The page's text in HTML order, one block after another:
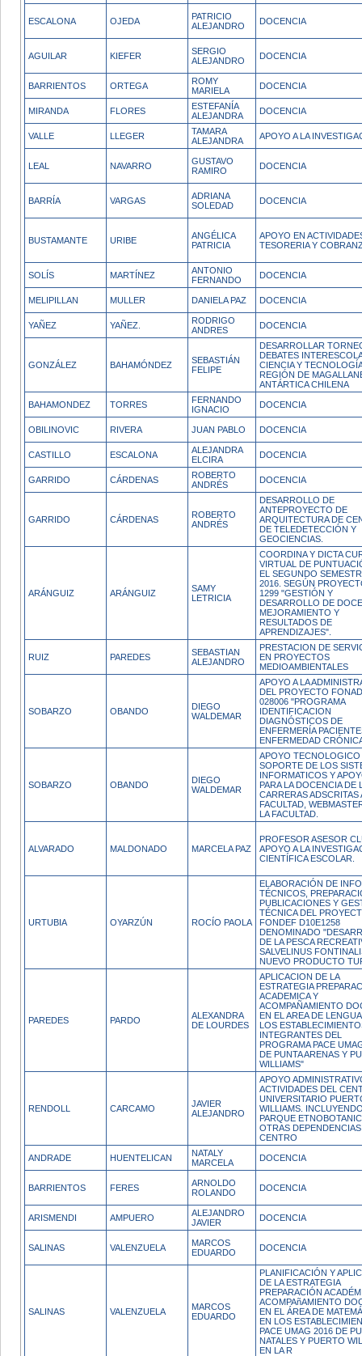
ESCALONA OJEDA
PATRICIO
ALEJANDRO
DOCENCIA
AGUILAR KIEFER
SERGIO
ALEJANDRO
DOCENCIA
BARRIENTOS ORTEGA
ROMY
MARIELA
DOCENCIA
MIRANDA FLORES
ESTEFANÍA
ALEJANDRA
DOCENCIA
VALLE LLEGER
TAMARA
ALEJANDRA
APOYO A LA
LEAL NAVARRO
GUSTAVO
RAMIRO
DOCENCIA
BARRÍA VARGAS
ADRIANA
SOLEDAD
DOCENCIA
BUSTAMANTE URIBE
ANGÉLICA
PATRICIA
APOYO EN
TESORERIA Y
SOLÍS MARTÍNEZ
ANTONIO
FERNANDO
DOCENCIA
MELIPILLAN MULLER DANIELA PAZ DOCENCIA
YAÑEZ YAÑEZ.
RODRIGO
ANDRES
DOCENCIA
GONZÁLEZ BAHAMÓNDEZ
SEBASTIÁN
FELIPE
DESARROLLAR
DEBATES
CIENCIA Y
REGIÓN DE
ANTÁRTICA CHILENA
BAHAMONDEZ TORRES
FERNANDO
IGNACIO
DOCENCIA
OBILINOVIC RIVERA JUAN PABLO DOCENCIA
CASTILLO ESCALONA
ALEJANDRA
ELCIRA
DOCENCIA
GARRIDO CÁRDENAS
ROBERTO
ANDRÉS
DOCENCIA
GARRIDO CÁRDENAS
ROBERTO
ANDRÉS
DESARROLLO DE
ANTEPROYECTO DE
ARQUITECTURA DE
DE TELEDETECCIÓN Y
GEOCIENCIAS.
ARÁNGUIZ ARÁNGUIZ
SAMY
LETRICIA
COORDINA Y DICTA
VIRTUAL DE
EL SEGUNDO
2016. SEGÚN
1299 "GESTIÓN Y
DESARROLLO DE
MEJORAMIENTO Y
RESULTADOS DE
APRENDIZAJES".
RUIZ PAREDES
SEBASTIAN
ALEJANDRO
PRESTACION DE
EN PROYECTOS
MEDIOAMBIENTALES
SOBARZO OBANDO
DIEGO
WALDEMAR
APOYO A LA
DEL PROYECTO FONAD
028006 "PROGRAMA
IDENTIFICACION
DIAGNÓSTICOS DE
ENFERMERÍA
ENFERMEDAD
SOBARZO OBANDO
DIEGO
WALDEMAR
APOYO TECNOLOGICO
SOPORTE DE LOS
INFORMATICOS Y
PARA LA DOCENCIA DE
CARRERAS ADSCRITAS
FACULTAD,
LA FACULTAD.
ALVARADO MALDONADO MARCELA PAZ
PROFESOR ASESOR
APOYO A LA
CIENTÍFICA ESCOLAR.
URTUBIA OYARZÚN ROCÍO PAOLA
ELABORACIÓN DE
TÉCNICOS,
PUBLICACIONES Y
TÉCNICA DEL
FONDEF D10E1258
DENOMINADO
DE LA PESCA
SALVELINUS
NUEVO PRODUCTO
PAREDES PARDO
ALEXANDRA
DE LOURDES
APLICACION DE LA
ESTRATEGIA
ACADEMICA Y
ACOMPAÑAMIENTO
EN EL AREA DE
LOS
INTEGRANTES DEL
PROGRAMA PACE
DE PUNTA ARENAS Y
WILLIAMS"
RENDOLL CARCAMO
JAVIER
ALEJANDRO
APOYO
ACTIVIDADES DEL
UNIVERSITARIO
WILLIAMS.
PARQUE
OTRAS
CENTRO
ANDRADE HUENTELICAN
NATALY
MARCELA
DOCENCIA
BARRIENTOS FERES
ARNOLDO
ROLANDO
DOCENCIA
ARISMENDI AMPUERO
ALEJANDRO
JAVIER
DOCENCIA
SALINAS VALENZUELA
MARCOS
EDUARDO
DOCENCIA
SALINAS VALENZUELA
MARCOS
EDUARDO
PLANIFICACIÓN Y
DE LA ESTRATEGIA
PREPARACIÓN
ACOMPAñAMIENTO
EN EL ÁREA DE
EN LOS
PACE UMAG 2016 DE
NATALES Y PUERTO
EN LA R